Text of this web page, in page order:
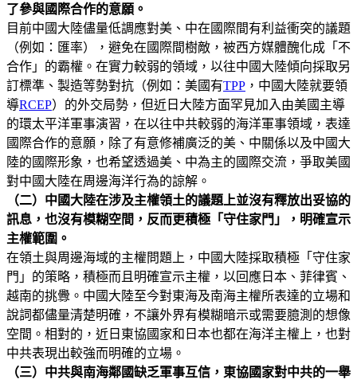
了參與國際合作的意願。
目前中國大陸儘量低調應對美、中在國際間有利益衝突的議題
（例如：匯率），避免在國際間樹敵，被西方媒體醜化成「不
合作」的霸權。在實力較弱的領域，以往中國大陸傾向採取另
訂標準、製造等勢對抗（例如：美國有TPP ，中國大陸就要領
導RCEP）的外交局勢，但近日大陸方面罕見加入由美國主導
的環太平洋軍事演習，在以往中共較弱的海洋軍事領域，表達
國際合作的意願，除了有意修補廣泛的美、中關係以及中國大
陸的國際形象，也希望透過美、中為主的國際交流，爭取美國
對中國大陸在周邊海洋行為的諒解。
（二）中國大陸在涉及主權領土的議題上並沒有釋放出妥協的
訊息，也沒有模糊空間，反而更積極「守住家門」，明確宣示
主權範圍。
在領土與周邊海域的主權問題上，中國大陸採取積極「守住家
門」的策略，積極而且明確宣示主權，以回應日本、菲律賓、
越南的挑釁。中國大陸至今對東海及南海主權所表達的立場和
說詞都儘量清楚明確，不讓外界有模糊暗示或需要臆測的想像
空間。相對的，近日東協國家和日本也都在海洋主權上，也對
中共表現出較強而明確的立場。
（三）中共與南海鄰國缺乏軍事互信，東協國家對中共的一舉